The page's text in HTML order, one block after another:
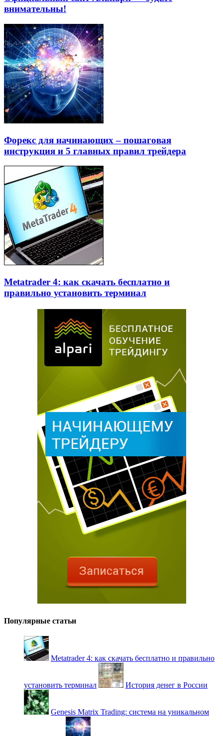
внимательны!
Форекс для начинающих – пошаговая
инструкция и 5 главных правил трейдера
Metatrader 4: как скачать бесплатно и
правильно установить терминал
Популярные статьи
Metatrader 4: как скачать бесплатно и правильно
установить терминал История денег в России
Genesis Matrix Trading: система на уникальном